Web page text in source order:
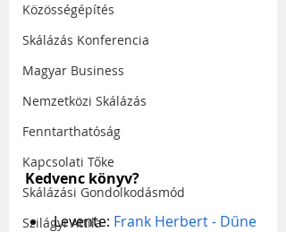
Közösségépítés
Skálázás Konferencia
Magyar Business
Nemzetközi Skálázás
Fenntarthatóság
Kapcsolati Tőke
Skálázási Gondolkodásmód
Szilágyi Attila
Kedvenc könyv?
Levente: Frank Herbert - Dűne